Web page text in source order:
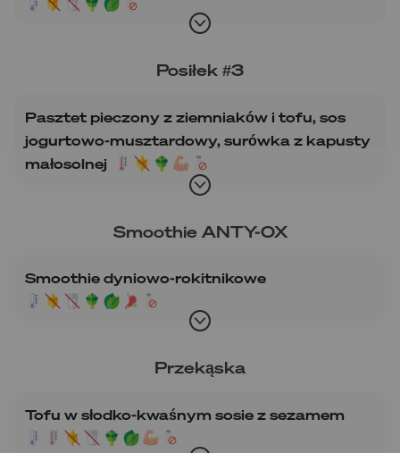
Posiłek #3
Pasztet pieczony z ziemniaków i tofu, sos
jogurtowo-musztardowy, surówka z kapusty
małosolnej
Smoothie ANTY-OX
Smoothie dyniowo-rokitnikowe
Przekąska
Tofu w słodko-kwaśnym sosie z sezamem